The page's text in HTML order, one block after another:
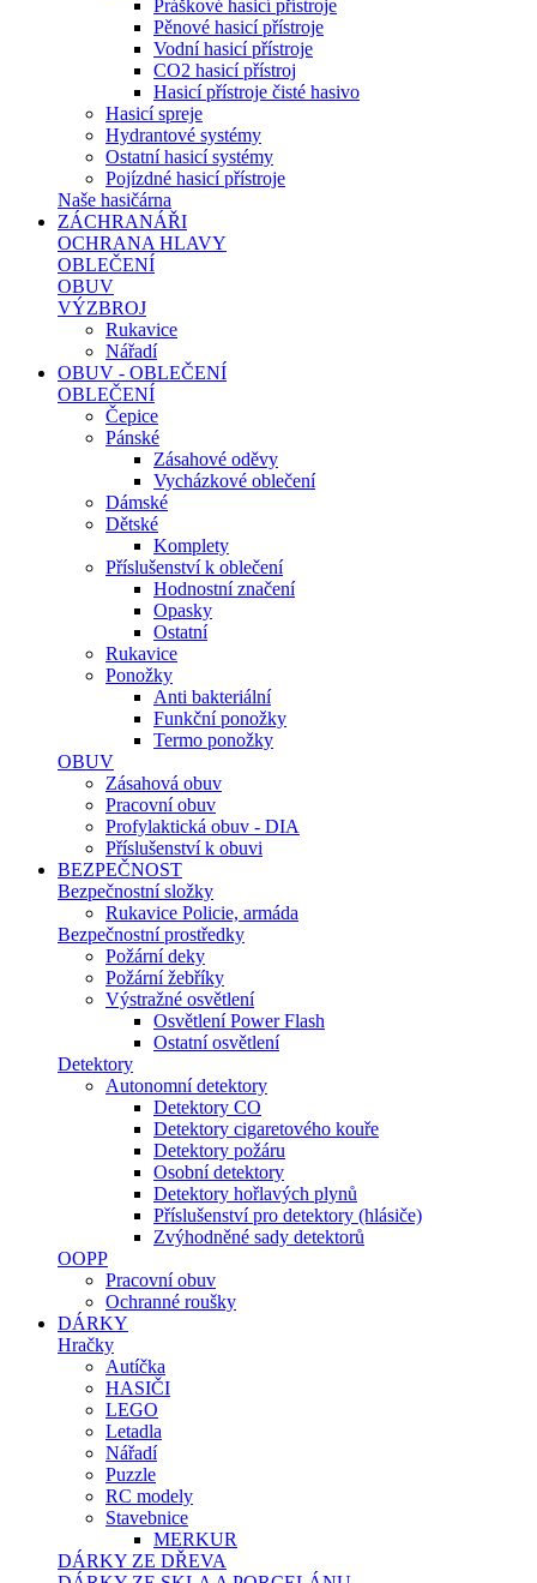
Práškové hasicí přístroje
Pěnové hasicí přístroje
Vodní hasicí přístroje
CO2 hasicí přístroj
Hasicí přístroje čisté hasivo
Hasicí spreje
Hydrantové systémy
Ostatní hasicí systémy
Pojízdné hasicí přístroje
Naše hasičárna
ZÁCHRANÁŘI
OCHRANA HLAVY
OBLEČENÍ
OBUV
VÝZBROJ
Rukavice
Nářadí
OBUV - OBLEČENÍ
OBLEČENÍ
Čepice
Pánské
Zásahové oděvy
Vycházkové oblečení
Dámské
Dětské
Komplety
Příslušenství k oblečení
Hodnostní značení
Opasky
Ostatní
Rukavice
Ponožky
Anti bakteriální
Funkční ponožky
Termo ponožky
OBUV
Zásahová obuv
Pracovní obuv
Profylaktická obuv - DIA
Příslušenství k obuvi
BEZPEČNOST
Bezpečnostní složky
Rukavice Policie, armáda
Bezpečnostní prostředky
Požární deky
Požární žebříky
Výstražné osvětlení
Osvětlení Power Flash
Ostatní osvětlení
Detektory
Autonomní detektory
Detektory CO
Detektory cigaretového kouře
Detektory požáru
Osobní detektory
Detektory hořlavých plynů
Příslušenství pro detektory (hlásiče)
Zvýhodněné sady detektorů
OOPP
Pracovní obuv
Ochranné roušky
DÁRKY
Hračky
Autíčka
HASIČI
LEGO
Letadla
Nářadí
Puzzle
RC modely
Stavebnice
MERKUR
DÁRKY ZE DŘEVA